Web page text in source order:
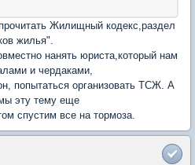
Жилищный кодекс,раздел
жилья".
нанять юриста,который нам
и чердаками,
попытаться организовать ТСЖ. А
эту тему еще
спустим все на тормоза.